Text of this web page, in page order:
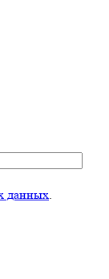
данных.